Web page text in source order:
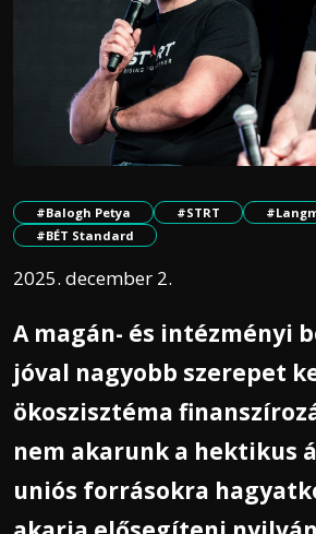
#Balogh Petya #STRT
#BÉT Standard
2025. december 2.
A magán- és intézményi
jóval nagyobb szerepet
ökoszisztéma
nem akarunk a hektikus
uniós forrásokra